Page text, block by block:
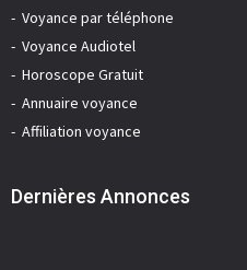
Voyance par téléphone
Voyance Audiotel
Horoscope Gratuit
Annuaire voyance
Affiliation voyance
Dernières Annonces